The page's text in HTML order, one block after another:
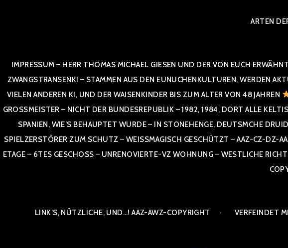
ARTEN
IMPRESSUM – HERR THOMAS MICHAEL GIESEN UND DER VON EUCH
ZWANGSTRANSENKI – STAMMEN AUS DEN EUNUCHENKULTUREN, WERDEN
VIELEN ANDEREN KI, UND DER WAISENKINDER BIS ZUM ALTER VON 48 JAHREN
OSSMEISTER – NICHT DER BUNDESREPUBLIK – 1982, 1984, DORT ALLE
NIEN, WIE’S BEHAUPTET WURDE – IN STONEHENGE, DEUTSMCHE
SPIELZERSTÖRER ZUM SCHUTZ – WEISSMAGISCH GESCHÜTZT – AAZ-CZ-DZ-
TAGE – 6TES GESCHOSS – UNRENOVIERTE-VZ WOHNUNG – WESTLICHE
LINK’S, NÜTZLICHE, UND…! AAZ-AWZ-COPYRIGHT VERFEINDET